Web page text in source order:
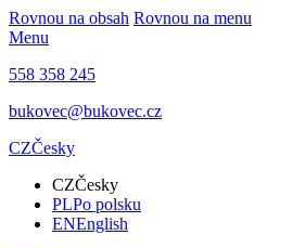
Rovnou na obsah Rovnou na menu
Menu
558 358 245
bukovec@bukovec.cz
CZČesky
CZČesky
PLPo polsku
ENEnglish